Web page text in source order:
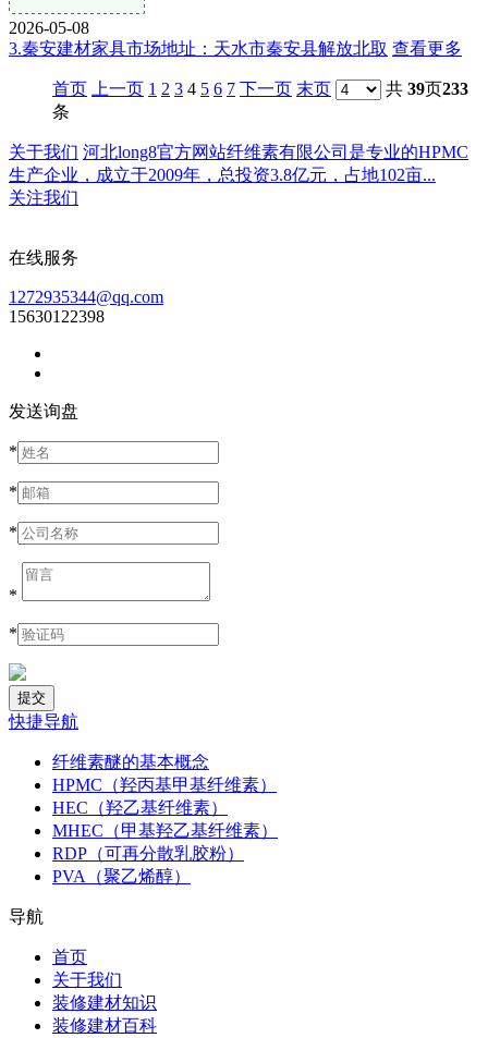
2026-05-08
3.秦安建材家具市场地址：天水市秦安县解放北取 查看更多
首页 上一页 1 2 3 4 5 6 7 下一页 末页 共 39页233
条
关于我们 河北long8官方网站纤维素有限公司是专业的HPMC
生产企业，成立于2009年，总投资3.8亿元，占地102亩...
关注我们
在线服务
1272935344@qq.com
15630122398
发送询盘
*
*
*
*
*
快捷导航
纤维素醚的基本概念
HPMC（羟丙基甲基纤维素）
HEC（羟乙基纤维素）
MHEC（甲基羟乙基纤维素）
RDP（可再分散乳胶粉）
PVA（聚乙烯醇）
导航
首页
关于我们
装修建材知识
装修建材百科